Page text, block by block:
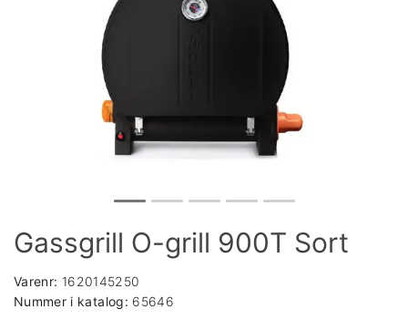
Gassgrill O-grill 900T Sort
Varenr: 1620145250
Nummer i katalog: 65646